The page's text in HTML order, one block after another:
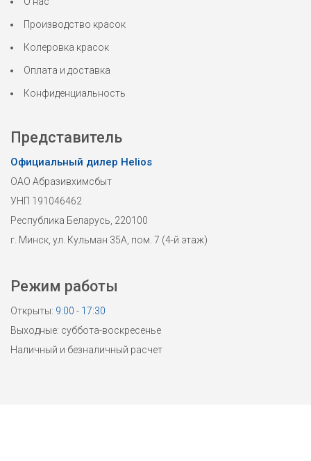
Производство красок
Колеровка красок
Оплата и доставка
Конфиденциальность
Представитель
Официальный дилер Helios
ОАО Абразивхимсбыт
УНП 191046462
Республика Беларусь, 220100
г. Минск, ул. Кульман 35А, пом. 7 (4-й этаж)
Режим работы
Открыты: 9:00 - 17:30
Выходные: суббота-воскресенье
Наличный и безналичный расчет